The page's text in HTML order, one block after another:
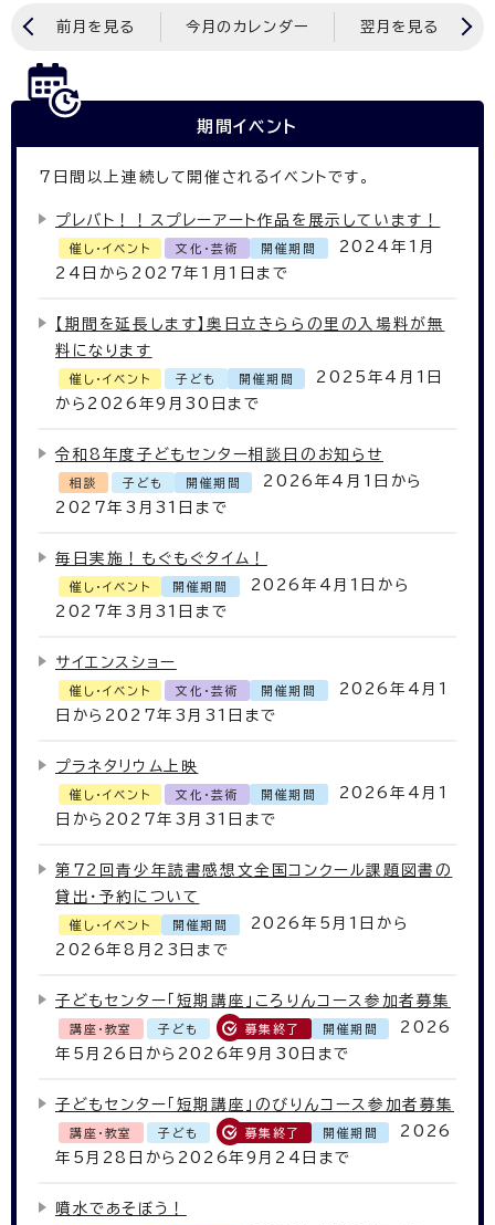
前月を見る 今月のカレンダー 翌月を見る
期間イベント
7 日間以上連続して開催されるイベントです。
プレバト！！スプレーアート作品を展示しています！
催し・イベント 文化・芸術 開催期間
2024年1月
24日から2027年1月1日まで
【期間を延長します】奥日立きららの里の入場料が無
料になります
催し・イベント 子ども 開催期間
2025年4月1日
から2026年9月30日まで
令和8年度子どもセンター相談日のお知らせ
相談 子ども 開催期間
2026年4月1日から
2027年3月31日まで
毎日実施！もぐもぐタイム！
催し・イベント 開催期間
2026年4月1日から
2027年3月31日まで
サイエンスショー
催し・イベント 文化・芸術 開催期間
2026年4月1
日から2027年3月31日まで
プラネタリウム上映
催し・イベント 文化・芸術 開催期間
2026年4月1
日から2027年3月31日まで
第72回青少年読書感想文全国コンクール課題図書の
貸出・予約について
催し・イベント 開催期間
2026年5月1日から
2026年8月23日まで
子どもセンター「短期講座」ころりんコース参加者募集
講座・教室 子ども 募集終了 開催期間
2026
年5月26日から2026年9月30日まで
子どもセンター「短期講座」のびりんコース参加者募集
講座・教室 子ども 募集終了 開催期間
2026
年5月28日から2026年9月24日まで
噴水であそぼう！